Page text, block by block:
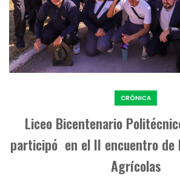
CRÓNICA
Liceo Bicentenario
participó en el II encuentro de
Agrícolas